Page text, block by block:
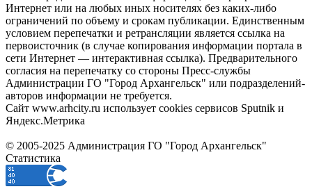
Интернет или на любых иных носителях без каких-либо
ограничений по объему и срокам публикации. Единственным
условием перепечатки и ретрансляции является ссылка на
первоисточник (в случае копирования информации портала в
сети Интернет — интерактивная ссылка). Предварительного
согласия на перепечатку со стороны Пресс-службы
Администрации ГО "Город Архангельск" или подразделений-
авторов информации не требуется.
Сайт www.arhcity.ru использует cookies сервисов Sputnik и
Яндекс.Метрика
© 2005-2025 Администрация ГО "Город Архангельск"
Статистика